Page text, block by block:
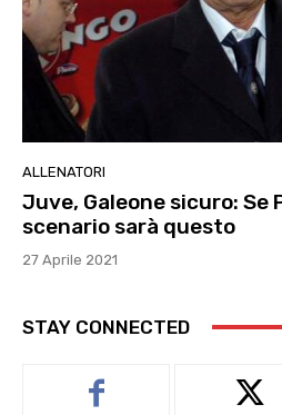
ALLENATORI
Juve, Galeone sicuro: Se
scenario sarà questo
27 Aprile 2021
STAY CONNECTED